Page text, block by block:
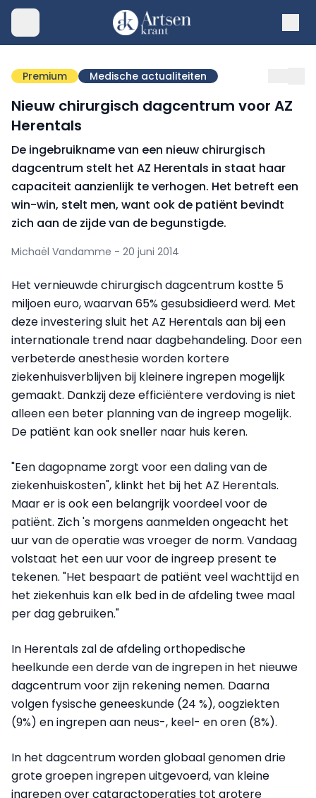
Premium Medische actualiteiten
Nieuw chirurgisch dagcentrum voor AZ
Herentals
De ingebruikname van een nieuw chirurgisch
dagcentrum stelt het AZ Herentals in staat haar
capaciteit aanzienlijk te verhogen. Het betreft een
win-win, stelt men, want ook de patiënt bevindt
zich aan de zijde van de begunstigde.
Michaël Vandamme - 20 juni 2014
Het vernieuwde chirurgisch dagcentrum kostte 5
miljoen euro, waarvan 65% gesubsidieerd werd. Met
deze investering sluit het AZ Herentals aan bij een
internationale trend naar dagbehandeling. Door een
verbeterde anesthesie worden kortere
ziekenhuisverblijven bij kleinere ingrepen mogelijk
gemaakt. Dankzij deze efficiëntere verdoving is niet
alleen een beter planning van de ingreep mogelijk.
De patiënt kan ook sneller naar huis keren.
"Een dagopname zorgt voor een daling van de
ziekenhuiskosten", klinkt het bij het AZ Herentals.
Maar er is ook een belangrijk voordeel voor de
patiënt. Zich 's morgens aanmelden ongeacht het
uur van de operatie was vroeger de norm. Vandaag
volstaat het een uur voor de ingreep present te
tekenen. "Het bespaart de patiënt veel wachttijd en
het ziekenhuis kan elk bed in de afdeling twee maal
per dag gebruiken."
In Herentals zal de afdeling orthopedische
heelkunde een derde van de ingrepen in het nieuwe
dagcentrum voor zijn rekening nemen. Daarna
volgen fysische geneeskunde (24 %), oogziekten
(9%) en ingrepen aan neus-, keel- en oren (8%).
In het dagcentrum worden globaal genomen drie
grote groepen ingrepen uitgevoerd, van kleine
ingrepen over cataractoperaties tot grotere